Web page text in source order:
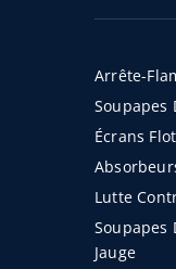
Arrête-
Soupapes
Écrans
Lutte
Soupapes
Jauge